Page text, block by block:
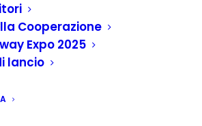
Cooperazione
Expo 2025
lancio
Cirielli
è ponte tra
e Sud"